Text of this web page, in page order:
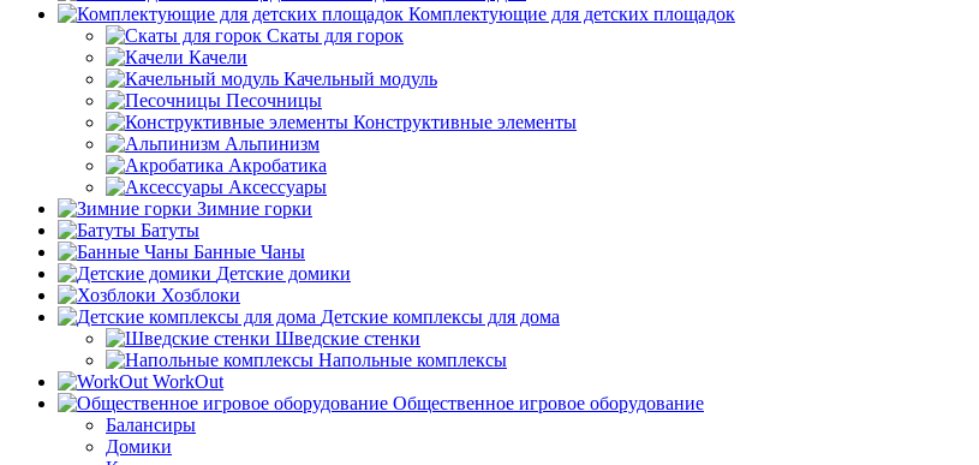
Комплектующие для детских площадок
Скаты для горок
Качели
Качельный модуль
Песочницы
Конструктивные элементы
Альпинизм
Акробатика
Аксессуары
Зимние горки
Батуты
Банные Чаны
Детские домики
Хозблоки
Детские комплексы для дома
Шведские стенки
Напольные комплексы
WorkOut
Общественное игровое оборудование
Балансиры
Домики